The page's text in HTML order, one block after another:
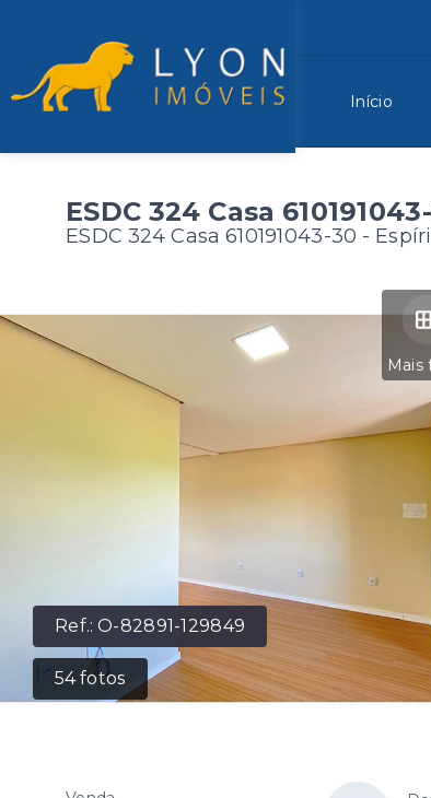
Início
ESDC 324 Casa
ESDC 324 Casa 610191043-30 -
Ref.:O-82891-129849
54fotos
Mais